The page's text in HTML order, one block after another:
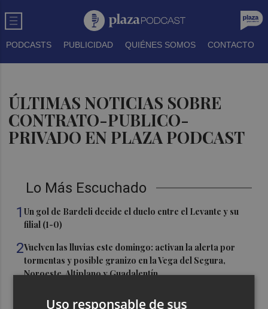
PODCASTS PUBLICIDAD QUIÉNES SOMOS CONTACTO
ÚLTIMAS NOTICIAS SOBRE
CONTRATO-PUBLICO-
PRIVADO EN PLAZA PODCAST
Lo Más Escuchado
1Un gol de Bardeli decide el duelo entre el Levante y su
filial (1-0)
2Vuelven las lluvias este domingo: activan la alerta por
tormentas y posible granizo en la Vega del Segura,
Noroeste, Altiplano y Guadalentín
Uso responsable de sus